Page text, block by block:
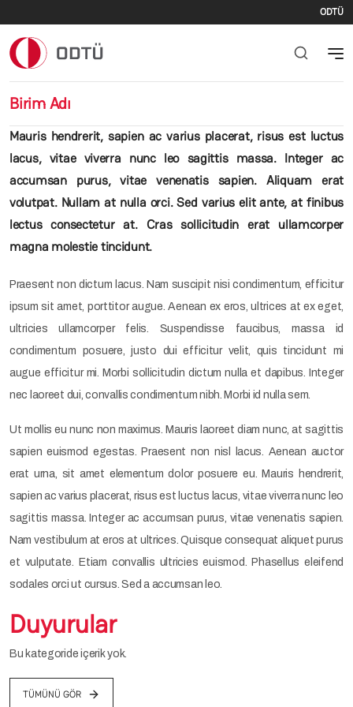
ODTÜ
Birim Adı
Mauris hendrerit, sapien ac varius placerat, risus est luctus
lacus, vitae viverra nunc leo sagittis massa. Integer ac
accumsan purus, vitae venenatis sapien. Aliquam erat
volutpat. Nullam at nulla orci. Sed varius elit ante, at finibus
lectus consectetur at. Cras sollicitudin erat ullamcorper
magna molestie tincidunt.
Praesent non dictum lacus. Nam suscipit nisi condimentum, efficitur
ipsum sit amet, porttitor augue. Aenean ex eros, ultrices at ex eget,
ultricies ullamcorper felis. Suspendisse faucibus, massa id
condimentum posuere, justo dui efficitur velit, quis tincidunt mi
augue efficitur mi. Morbi sollicitudin dictum nulla et dapibus. Integer
nec laoreet dui, convallis condimentum nibh. Morbi id nulla sem.
Ut mollis eu nunc non maximus. Mauris laoreet diam nunc, at sagittis
sapien euismod egestas. Praesent non nisl lacus. Aenean auctor
erat urna, sit amet elementum dolor posuere eu. Mauris hendrerit,
sapien ac varius placerat, risus est luctus lacus, vitae viverra nunc leo
sagittis massa. Integer ac accumsan purus, vitae venenatis sapien.
Nam vestibulum at eros at ultrices. Quisque consequat aliquet purus
et vulputate. Etiam convallis ultricies euismod. Phasellus eleifend
sodales orci ut cursus. Sed a accumsan leo.
Duyurular
Bu kategoride içerik yok.
TÜMÜNÜ GÖR